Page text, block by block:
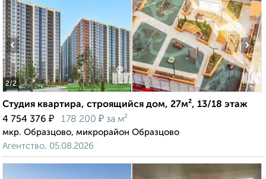
2/2
‹ ›
Студия квартира, строящийся дом, 27м², 13/18 этаж
4 754 376 ₽ 178 200 ₽ за м²
мкр. Образцово, микрорайон Образцово
Агентство, 05.08.2026